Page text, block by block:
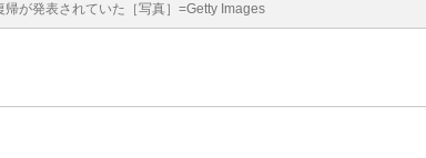
が発表されていた［写真］=Getty Images